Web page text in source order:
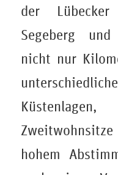
der
Segeberg
nicht nur
hohem